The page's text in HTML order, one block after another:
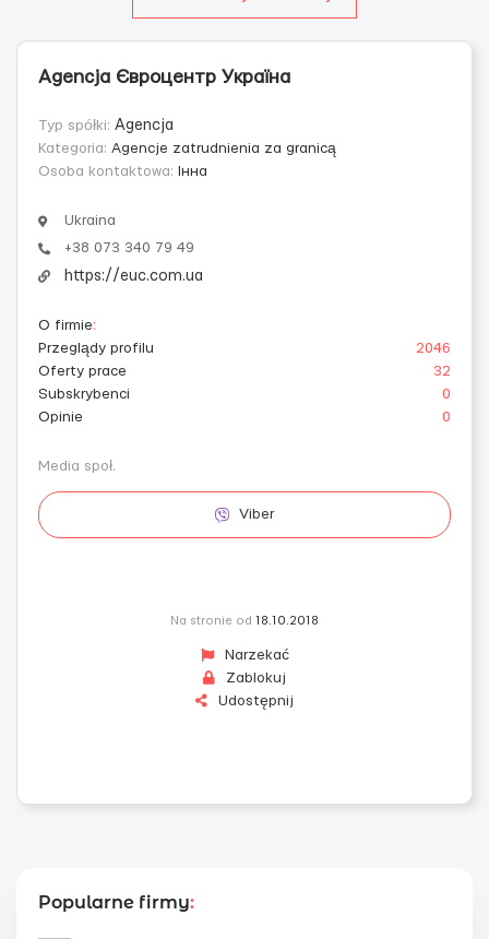
Agencja Євроцентр Україна
Typ spółki: Agencja
Kategoria: Agencje zatrudnienia za granicą
Osoba kontaktowa: Інна
Ukraina
+38 073 340 79 49
https://euc.com.ua
O firmie:
Przeglądy profilu
2046
Oferty prace
32
Subskrybenci
0
Opinie
0
Media społ.
Viber
Na stronie od 18.10.2018
Narzekać
Zablokuj
Udostępnij
Popularne firmy: